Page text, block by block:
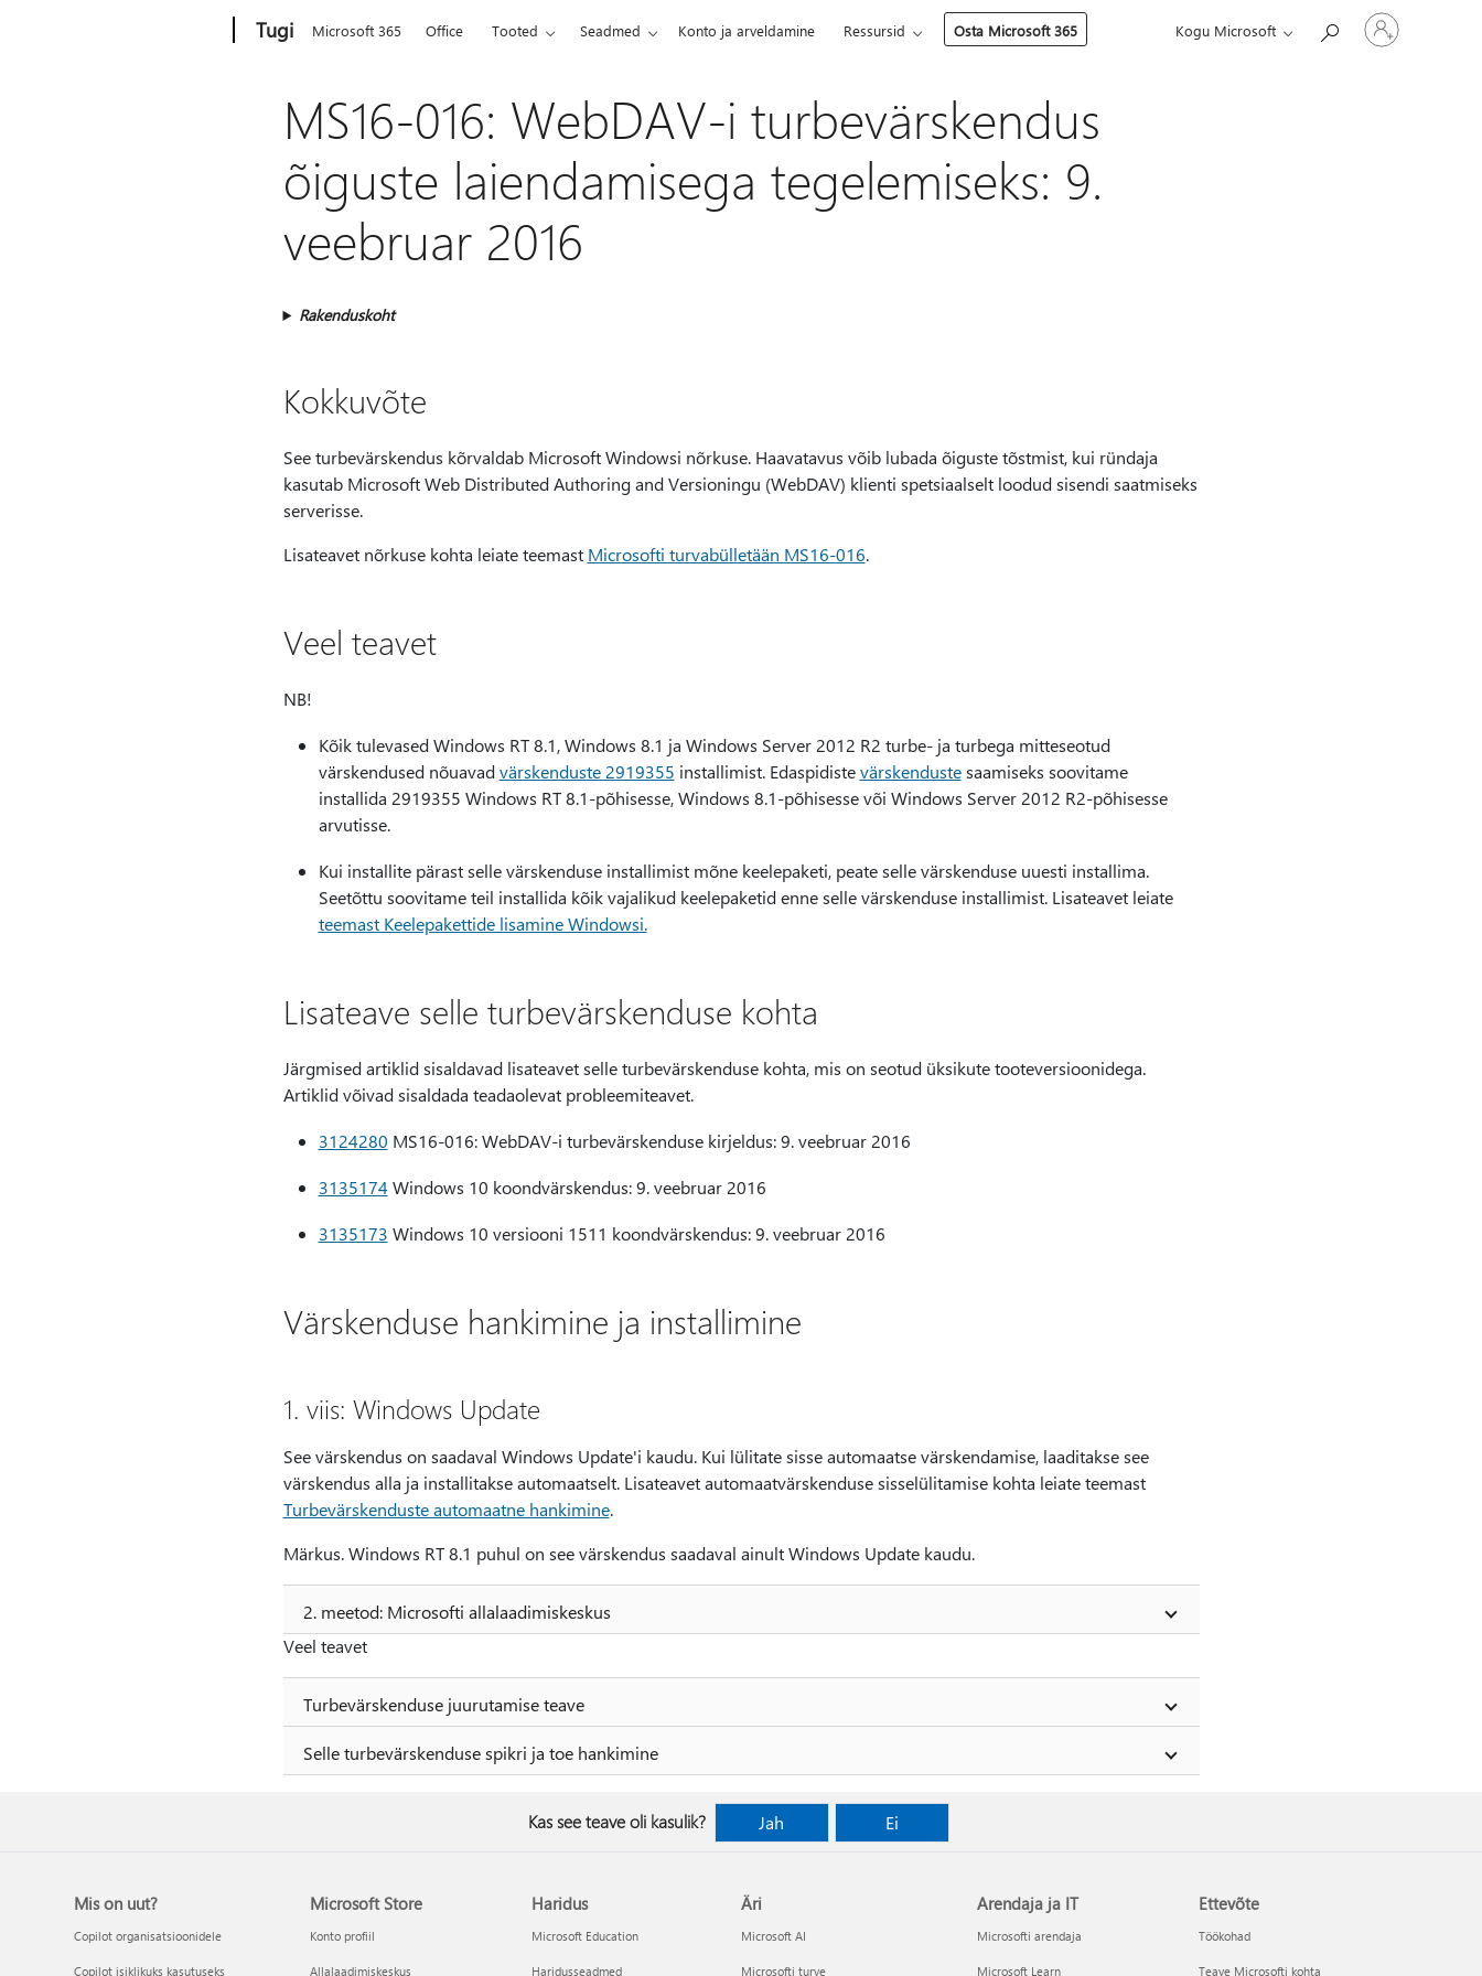
Tugi Microsoft 365 Office Tooted Seadmed Konto ja arveldamine Ressursid Osta Microsoft 365 Kogu Microsoft
Logige
sisse
oma
MS16-016: WebDAV-i turbevärskendus
õiguste laiendamisega tegelemiseks: 9.
veebruar 2016
Rakenduskoht
Kokkuvõte
See turbevärskendus kõrvaldab Microsoft Windowsi nõrkuse. Haavatavus võib lubada õiguste tõstmist, kui ründaja
kasutab Microsoft Web Distributed Authoring and Versioningu (WebDAV) klienti spetsiaalselt loodud sisendi saatmiseks
serverisse.
Lisateavet nõrkuse kohta leiate teemast Microsofti turvabülletään MS16-016.
Veel teavet
NB!
Kõik tulevased Windows RT 8.1, Windows 8.1 ja Windows Server 2012 R2 turbe- ja turbega mitteseotud
värskendused nõuavadvärskenduste 2919355 installimist. Edaspidistevärskendustesaamiseks soovitame
installida 2919355 Windows RT 8.1-põhisesse, Windows 8.1-põhisesse või Windows Server 2012 R2-põhisesse
arvutisse.
Kui installite pärast selle värskenduse installimist mõne keelepaketi, peate selle värskenduse uuesti installima.
Seetõttu soovitame teil installida kõik vajalikud keelepaketid enne selle värskenduse installimist. Lisateavet leiate
teemast Keelepakettide lisamine Windowsi.
Lisateave selle turbevärskenduse kohta
Järgmised artiklid sisaldavad lisateavet selle turbevärskenduse kohta, mis on seotud üksikute tooteversioonidega.
Artiklid võivad sisaldada teadaolevat probleemiteavet.
3124280 MS16-016: WebDAV-i turbevärskenduse kirjeldus: 9. veebruar 2016
3135174 Windows 10 koondvärskendus: 9. veebruar 2016
3135173 Windows 10 versiooni 1511 koondvärskendus: 9. veebruar 2016
Värskenduse hankimine ja installimine
1. viis: Windows Update
See värskendus on saadaval Windows Update'i kaudu. Kui lülitate sisse automaatse värskendamise, laaditakse see
värskendus alla ja installitakse automaatselt. Lisateavet automaatvärskenduse sisselülitamise kohta leiate teemast
Turbevärskenduste automaatne hankimine.
Märkus. Windows RT 8.1 puhul on see värskendus saadaval ainult Windows Update kaudu.
2. meetod: Microsofti allalaadimiskeskus
Veel teavet
Turbevärskenduse juurutamise teave
Selle turbevärskenduse spikri ja toe hankimine
Kas see teave oli kasulik? Jah Ei
Mis on uut?
Copilot organisatsioonidele
Copilot isiklikuks kasutuseks
Microsoft Store
Konto profiil
Allalaadimiskeskus
Haridus
Microsoft Education
Haridusseadmed
Äri
Microsoft AI
Microsofti turve
Arendaja ja IT
Microsofti arendaja
Microsoft Learn
Ettevõte
Töökohad
Teave Microsofti kohta